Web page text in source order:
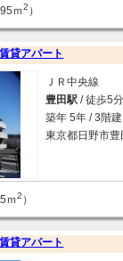
ｍ2 ）
貸アパート
ＪＲ中央線
豊田駅 / 徒歩5分
築年 5年 / 3階建
東京都日野市豊
ｍ2 ）
貸アパート